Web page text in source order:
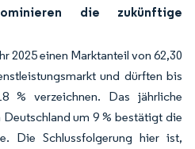
die zukünftige
2025 einen Marktanteil von 62,30
und dürften bis
% verzeichnen. Das jährliche
um 9 % bestätigt die
Die Schlussfolgerung hier ist,